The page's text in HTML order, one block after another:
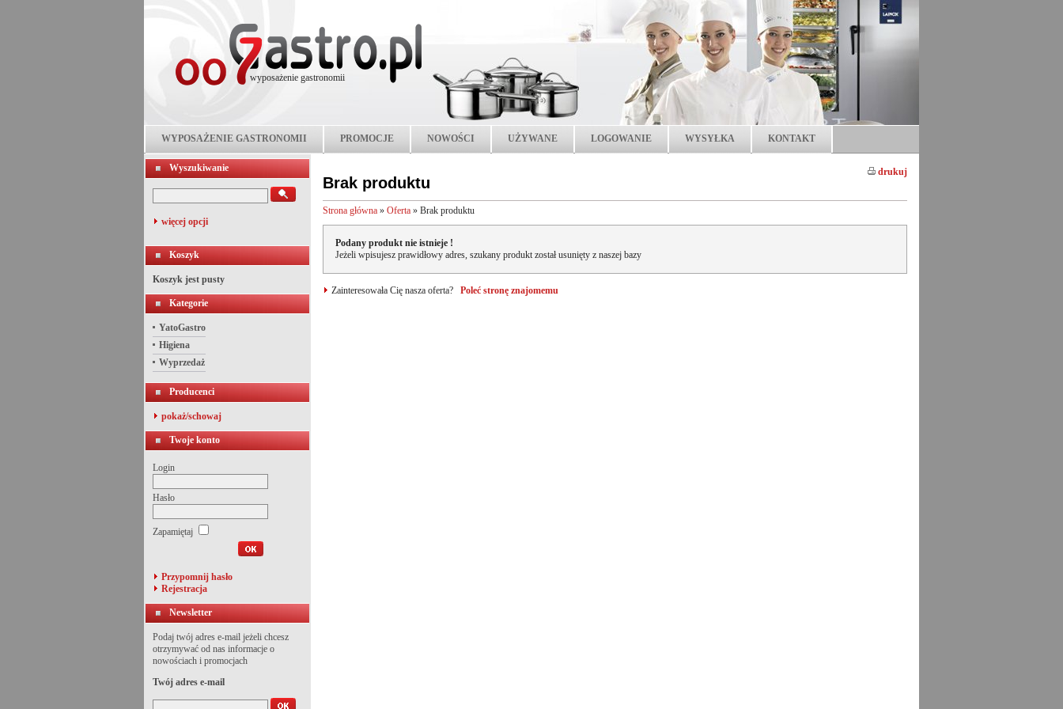
wyposażenie gastronomii
WYPOSAŻENIE GASTRONOMII PROMOCJE NOWOŚCI UŻYWANE LOGOWANIE WYSYŁKA KONTAKT
Wyszukiwanie
więcej opcji
Koszyk
Koszyk jest pusty
Kategorie
YatoGastro
Higiena
Wyprzedaż
Producenci
pokaż/schowaj
Twoje konto
Login
Hasło
Zapamiętaj
Przypomnij hasło
Rejestracja
Newsletter
Podaj twój adres e-mail jeżeli chcesz
otrzymywać od nas informacje o
nowościach i promocjach
Twój adres e-mail
drukuj
Brak produktu
Strona główna » Oferta » Brak produktu
Podany produkt nie istnieje !
Jeżeli wpisujesz prawidłowy adres, szukany produkt został usunięty z naszej bazy
Zainteresowała Cię nasza oferta? Poleć stronę znajomemu